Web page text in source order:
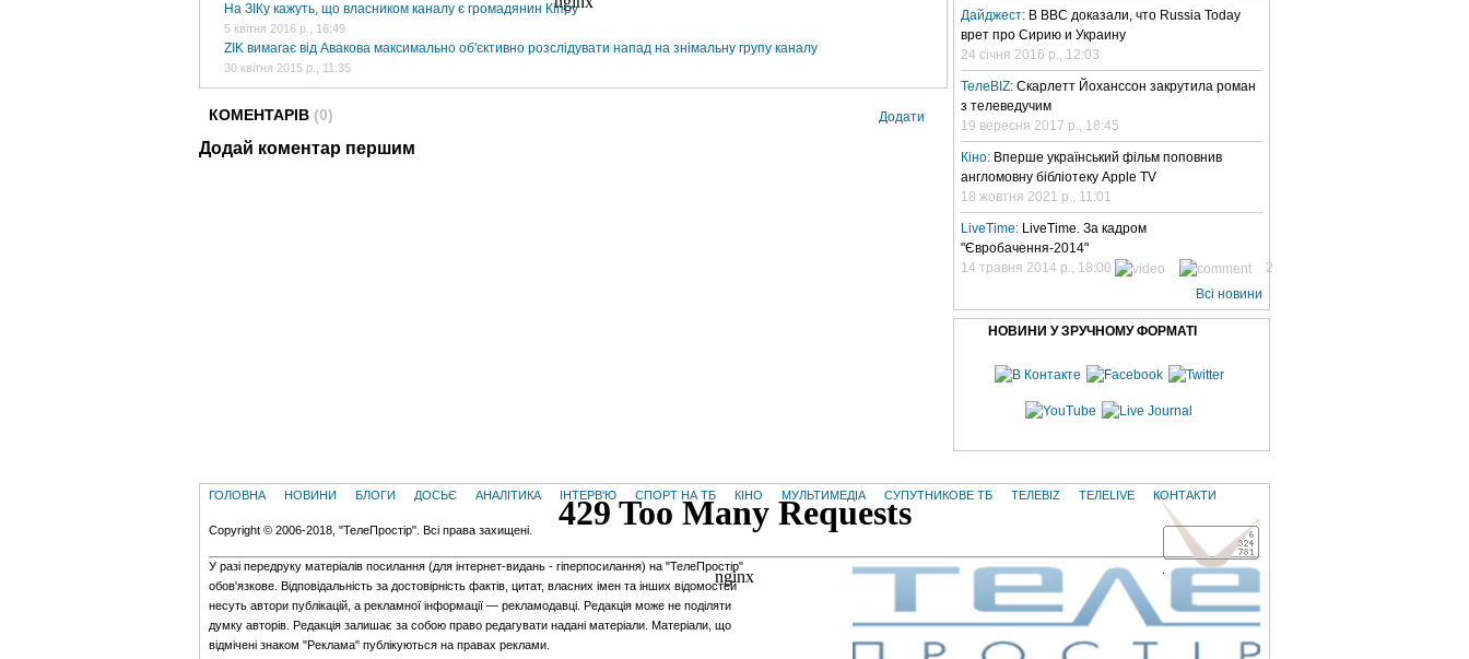
На ЗІКу кажуть, що власником каналу є громадянин Кіпру
5 квітня 2016 р., 16:49
ZIK вимагає від Авакова максимально об'єктивно розслідувати напад на знімальну групу каналу
30 квітня 2015 р., 11:35
Додати
КОМЕНТАРІВ (0)
Додай коментар першим
Дайджест: В BBC доказали, что Russia Today
врет про Сирию и Украину
24 січня 2016 р., 12:03
ТелеBIZ: Скарлетт Йоханссон закрутила роман
з телеведучим
19 вересня 2017 р., 18:45
Кіно: Вперше український фільм поповнив
англомовну бібліотеку Apple TV
18 жовтня 2021 р., 11:01
LiveTime: LiveTime. За кадром
"Євробачення-2014"
14 травня 2014 р., 18:00
2
Всі новини
НОВИНИ У ЗРУЧНОМУ ФОРМАТІ
ГОЛОВНА НОВИНИ БЛОГИ ДОСЬЄ АНАЛІТИКА ІНТЕРВ'Ю СПОРТ НА ТБ КІНО МУЛЬТИМЕДІА СУПУТНИКОВЕ ТБ ТЕЛЕBIZ ТЕЛЕLIVE КОНТАКТИ
Copyright © 2006-2018, "ТелеПростір". Всі права захищені.
У разі передруку матеріалів посилання (для iнтернет-видань - гiперпосилання) на "ТелеПростір"
обов'язкове. Відповідальність за достовірність фактів, цитат, власних імен та інших відомостей
несуть автори публікацій, а рекламної інформації — рекламодавці. Редакція може не поділяти
думку авторів. Редакція залишає за собою право редагувати надані матеріали. Матеріали, що
відмічені знаком "Реклама" публікуються на правах реклами.